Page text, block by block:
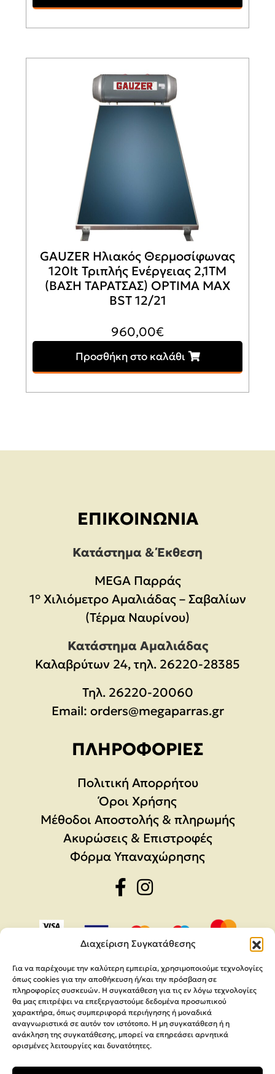
Διαχείριση Συγκατάθεσης
Για να παρέχουμε την καλύτερη εμπειρία, χρησιμοποιούμε τεχνολογίες
όπως cookies για την αποθήκευση ή/και την πρόσβαση σε
πληροφορίες συσκευών. Η συγκατάθεση για τις εν λόγω τεχνολογίες
θα μας επιτρέψει να επεξεργαστούμε δεδομένα προσωπικού
χαρακτήρα, όπως συμπεριφορά περιήγησης ή μοναδικά
αναγνωριστικά σε αυτόν τον ιστότοπο. Η μη συγκατάθεση ή η
ανάκληση της συγκατάθεσης, μπορεί να επηρεάσει αρνητικά
ορισμένες λειτουργίες και δυνατότητες.
GAUZER Ηλιακός Θερμοσίφωνας
120lt Τριπλής Ενέργειας 2,1ΤΜ
(ΒΑΣΗ ΤΑΡΑΤΣΑΣ) OPTIMA MAX
BST 12/21
960,00€
Προσθήκη στο καλάθι
ΕΠΙΚΟΙΝΩΝΊΑ
Κατάστημα & Έκθεση
MEGA Παρράς
1° Χιλιόμετρο Αμαλιάδας – Σαβαλίων
(Τέρμα Ναυρίνου)
Κατάστημα Αμαλιάδας
Καλαβρύτων 24, τηλ. 26220-28385
Τηλ. 26220-20060
Email: orders@megaparras.gr
ΠΛΗΡΟΦΟΡΊΕΣ
Πολιτική Απορρήτου
Όροι Χρήσης
Μέθοδοι Αποστολής & πληρωμής
Ακυρώσεις & Επιστροφές
Φόρμα Υπαναχώρησης